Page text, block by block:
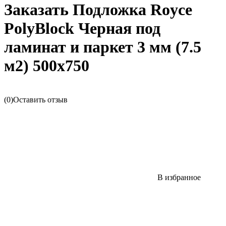
Заказать Подложка Royce
PolyBlock Черная под
ламинат и паркет 3 мм (7.5
м2) 500х750
(0)Оставить отзыв
В избранное